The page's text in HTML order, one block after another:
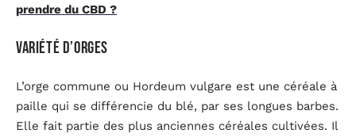
prendre du CBD ?
Variété d’orges
L’orge commune ou Hordeum vulgare est une céréale à
paille qui se différencie du blé, par ses longues barbes.
Elle fait partie des plus anciennes céréales cultivées. Il